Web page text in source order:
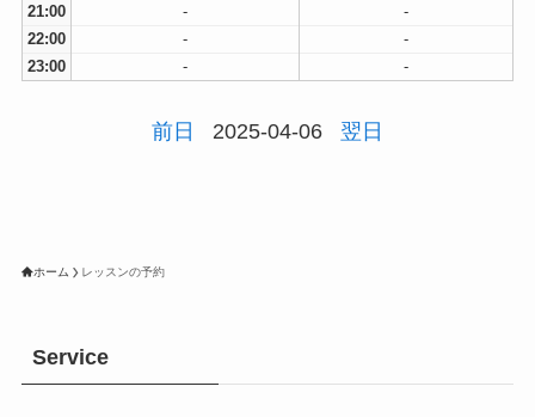
21:00
-
-
22:00
-
-
23:00
- -
前日 2025-04-06 翌日
ホーム レッスンの予約
Service